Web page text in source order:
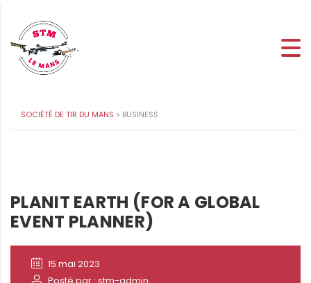
SOCIÉTÉ DE TIR DU MANS > BUSINESS
PLANIT EARTH (FOR A GLOBAL
EVENT PLANNER)
15 mai 2023